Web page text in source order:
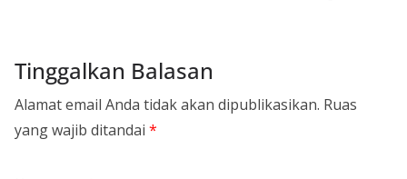
Tinggalkan Balasan
Alamat email Anda tidak akan dipublikasikan. Ruas
yang wajib ditandai *